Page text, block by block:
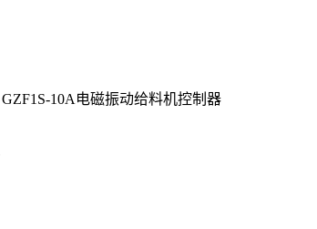
GZF1S-10A电磁振动给料机控制器